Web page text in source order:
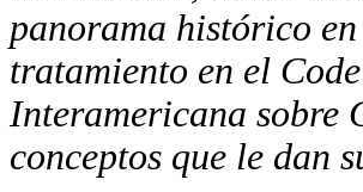
panorama histórico
tratamiento en el
Interamericana sobre
conceptos que le dan